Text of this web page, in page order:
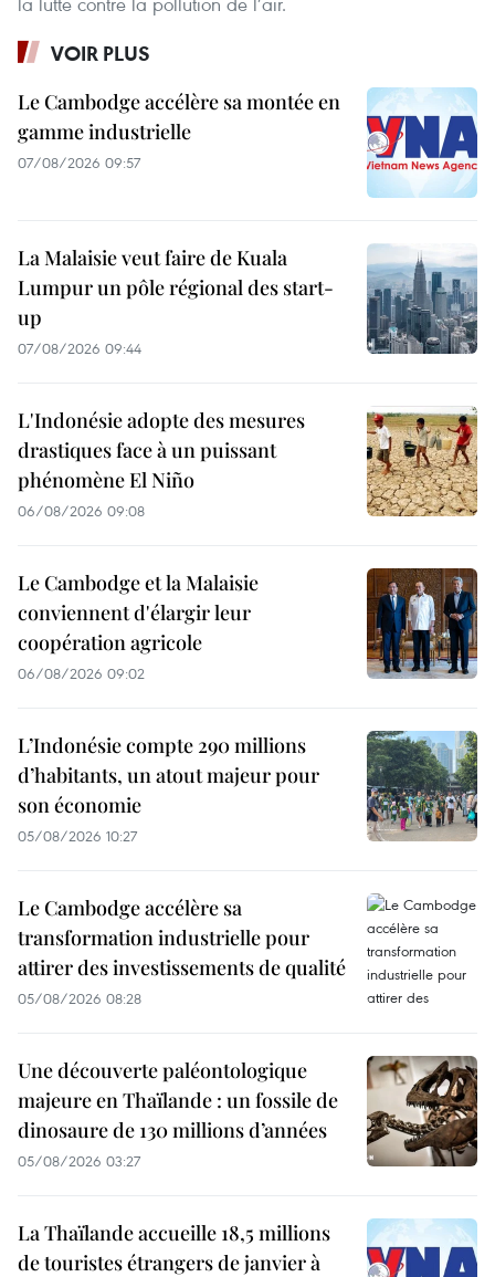
VOIR PLUS
Le Cambodge accélère sa montée en
gamme industrielle
07/08/2026 09:57
La Malaisie veut faire de Kuala
Lumpur un pôle régional des start-
up
07/08/2026 09:44
L'Indonésie adopte des mesures
drastiques face à un puissant
phénomène El Niño
06/08/2026 09:08
Le Cambodge et la Malaisie
conviennent d'élargir leur
coopération agricole
06/08/2026 09:02
L’Indonésie compte 290 millions
d’habitants, un atout majeur pour
son économie
05/08/2026 10:27
Le Cambodge accélère sa
transformation industrielle pour
attirer des investissements de qualité
05/08/2026 08:28
Une découverte paléontologique
majeure en Thaïlande : un fossile de
dinosaure de 130 millions d’années
05/08/2026 03:27
La Thaïlande accueille 18,5 millions
de touristes étrangers de janvier à